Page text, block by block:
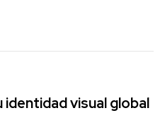
identidad visual global